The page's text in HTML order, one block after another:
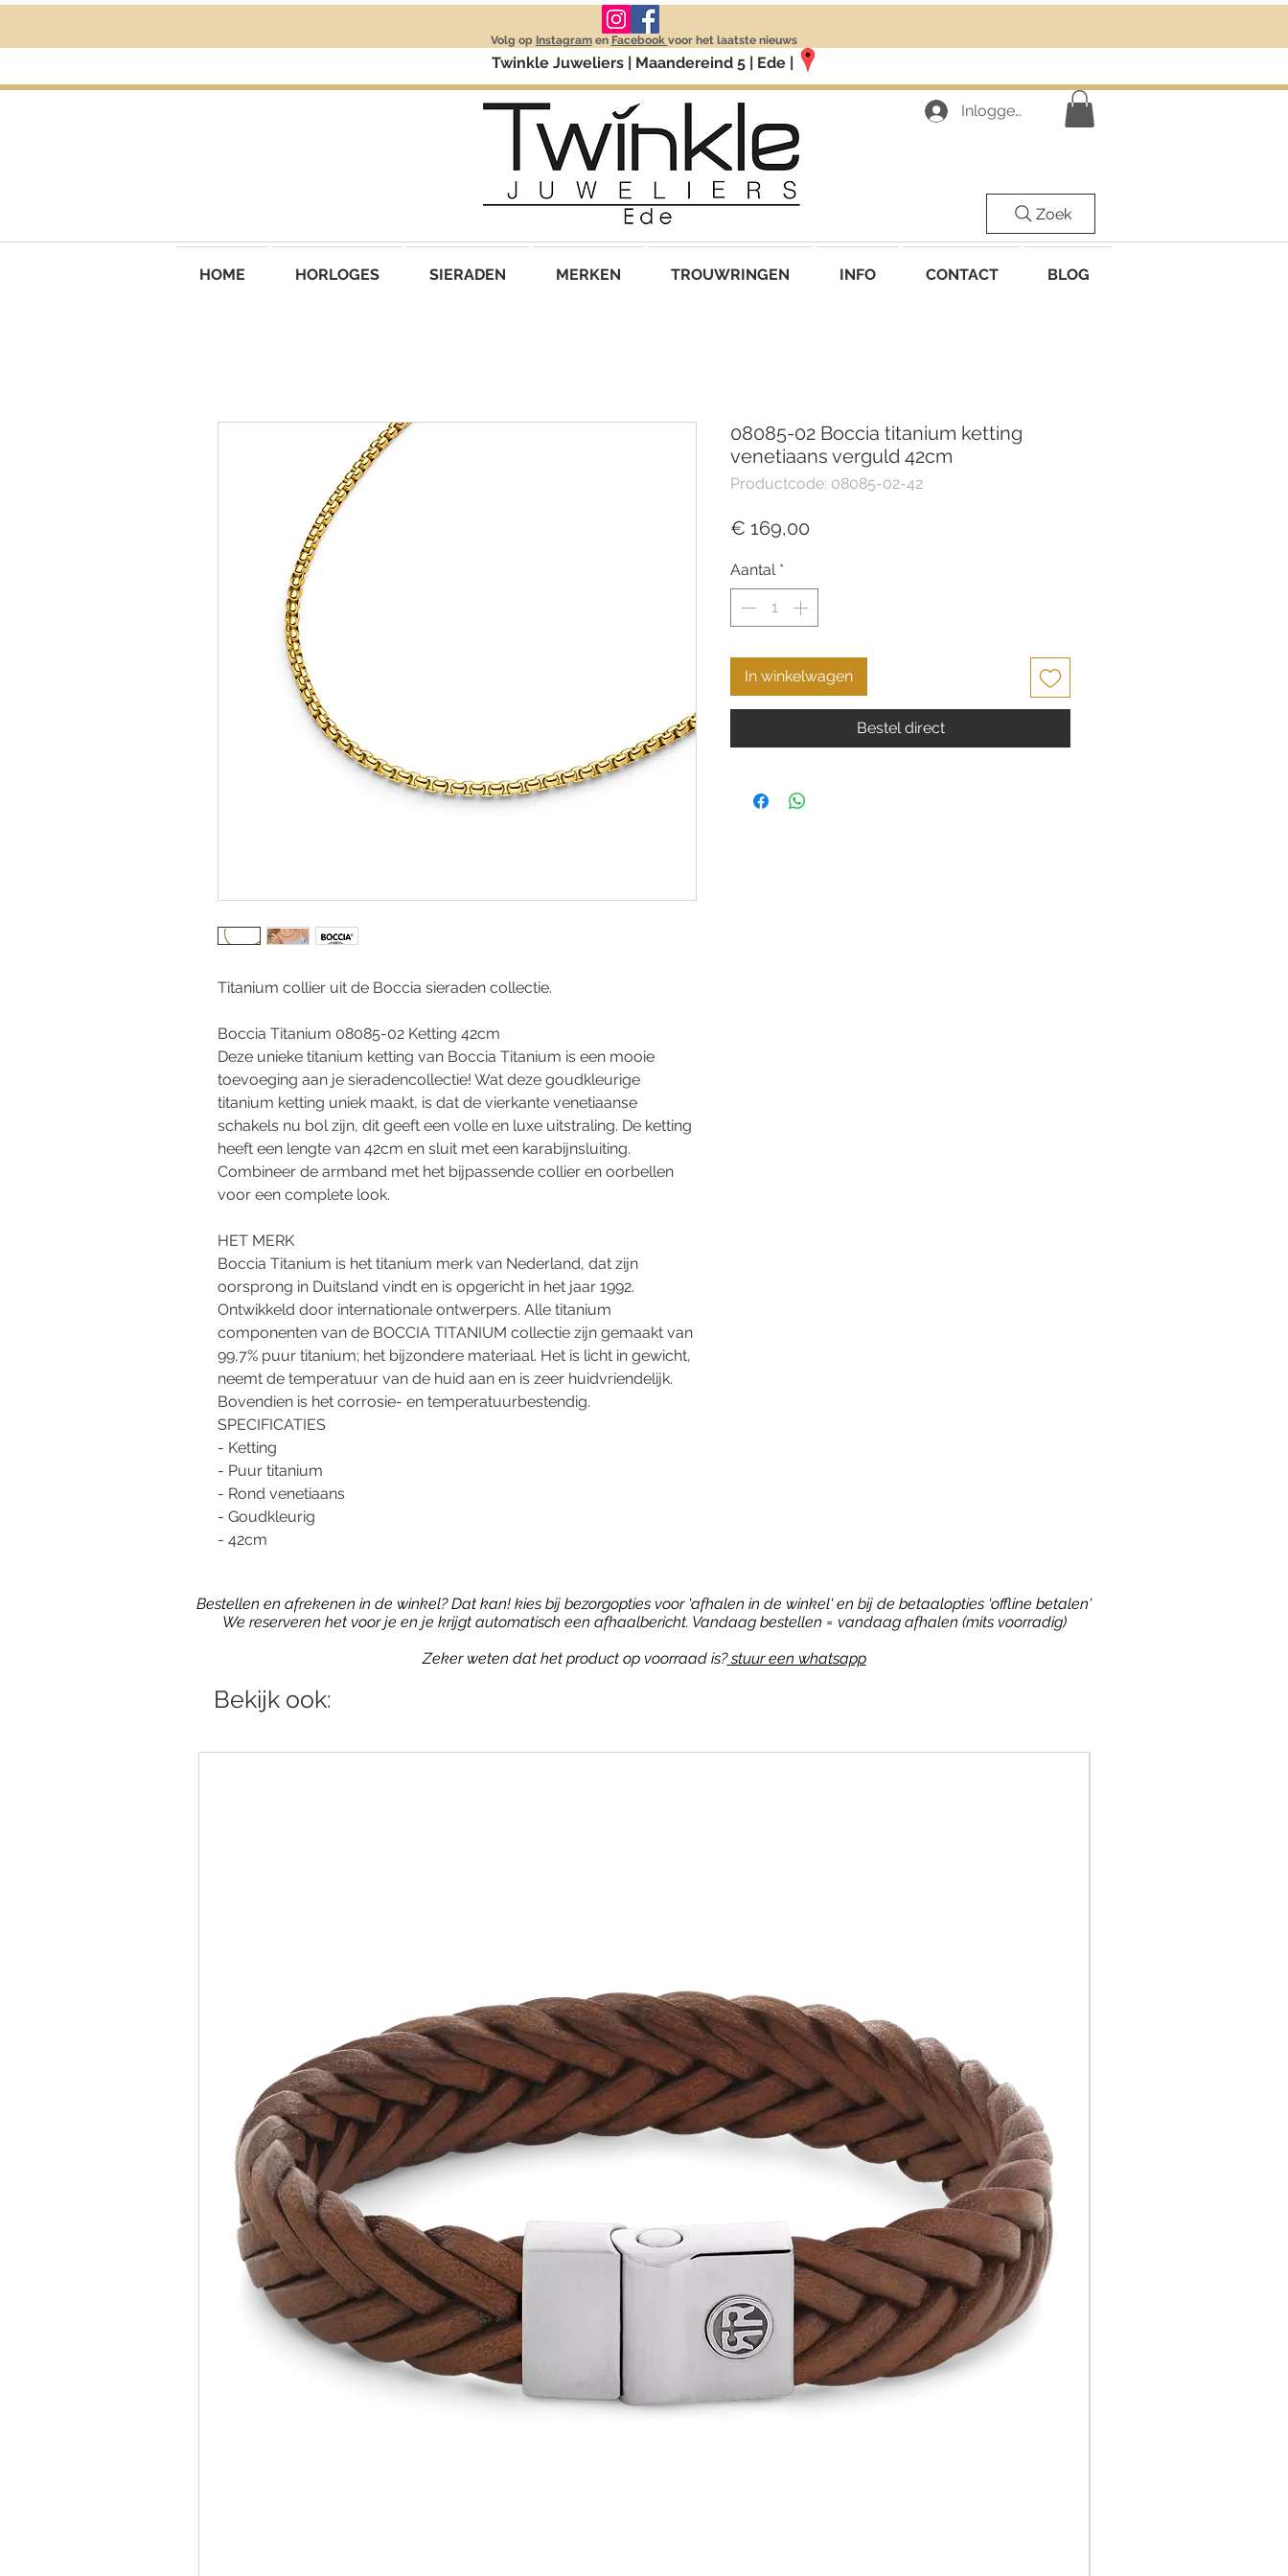
Volg op Instagramen Facebook voor het laatste nieuws
Twinkle Juweliers | Maandereind 5 | Ede |
Inloggen
Zoek
HOME HORLOGES SIERADEN MERKEN TROUWRINGEN INFO CONTACT BLOG
Titanium collier uit de Boccia sieraden collectie.
Boccia Titanium 08085-02 Ketting 42cm
Deze unieke titanium ketting van Boccia Titanium is een mooie
toevoeging aan je sieradencollectie! Wat deze goudkleurige
titanium ketting uniek maakt, is dat de vierkante venetiaanse
schakels nu bol zijn, dit geeft een volle en luxe uitstraling. De ketting
heeft een lengte van 42cm en sluit met een karabijnsluiting.
Combineer de armband met het bijpassende collier en oorbellen
voor een complete look.
HET MERK
Boccia Titanium is het titanium merk van Nederland, dat zijn
oorsprong in Duitsland vindt en is opgericht in het jaar 1992.
Ontwikkeld door internationale ontwerpers. Alle titanium
componenten van de BOCCIA TITANIUM collectie zijn gemaakt van
99,7% puur titanium; het bijzondere materiaal. Het is licht in gewicht,
neemt de temperatuur van de huid aan en is zeer huidvriendelijk.
Bovendien is het corrosie- en temperatuurbestendig.
SPECIFICATIES
- Ketting
- Puur titanium
- Rond venetiaans
- Goudkleurig
- 42cm
08085-02 Boccia titanium ketting
venetiaans verguld 42cm
Productcode: 08085-02-42
€ 169,00
Aantal *
In winkelwagen
Bestel direct
Bestellen en afrekenen in de winkel? Dat kan! kies bij bezorgopties voor 'afhalen in de winkel' en bij de betaalopties 'offline betalen'
We reserveren het voor je en je krijgt automatisch een afhaalbericht. Vandaag bestellen = vandaag afhalen (mits voorradig)
Zeker weten dat het product op voorraad is?stuur een whatsapp
Bekijk ook: